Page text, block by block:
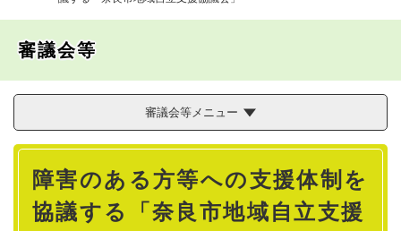
。
審議会等
審議会等メニュー
本
障害のある方等への支援体制を
協議する「奈良市地域自立支援